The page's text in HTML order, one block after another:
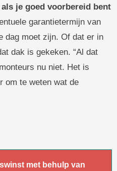
je goed voorbereid bent
garantietermijn van
dag moet zijn. Of dat er in
dak is gekeken. “Al dat
nu niet. Het is
om te weten wat de
met behulp van